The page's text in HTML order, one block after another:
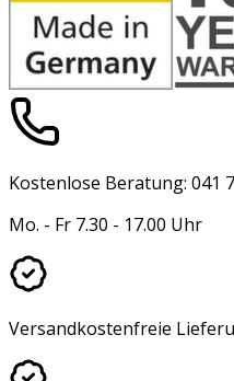
Kostenlose Beratung: 041
Mo. - Fr 7.30 - 17.00 Uhr
Versandkostenfreie